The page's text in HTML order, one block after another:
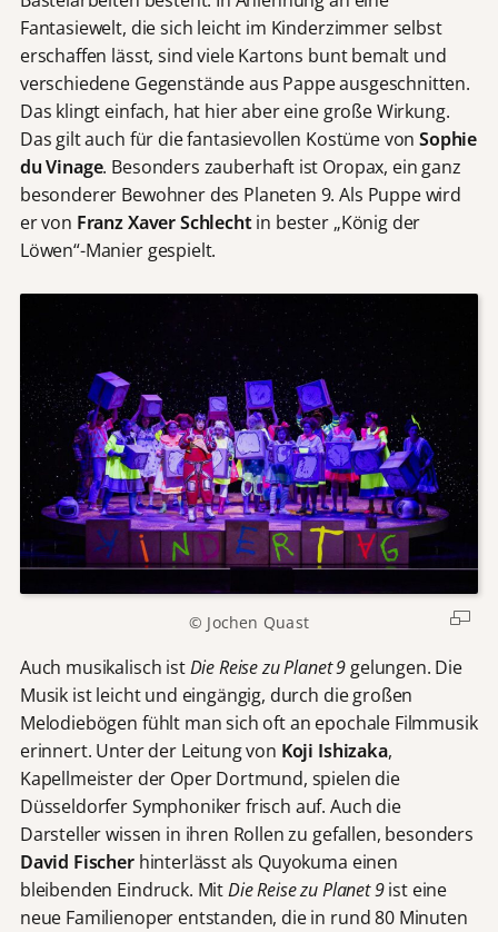
Fantasiewelt, die sich leicht im Kinderzimmer selbst
erschaffen lässt, sind viele Kartons bunt bemalt und
verschiedene Gegenstände aus Pappe ausgeschnitten.
Das klingt einfach, hat hier aber eine große Wirkung.
Das gilt auch für die fantasievollen Kostüme vonSophie
du Vinage. Besonders zauberhaft ist Oropax, ein ganz
besonderer Bewohner des Planeten 9. Als Puppe wird
er von Franz Xaver Schlechtin bester „König der
Löwen“-Manier gespielt.
© Jochen Quast
Auch musikalisch istDie Reise zu Planet 9 gelungen. Die
Musik ist leicht und eingängig, durch die großen
Melodiebögen fühlt man sich oft an epochale Filmmusik
erinnert. Unter der Leitung von Koji Ishizaka,
Kapellmeister der Oper Dortmund, spielen die
Düsseldorfer Symphoniker frisch auf. Auch die
Darsteller wissen in ihren Rollen zu gefallen, besonders
David Fischerhinterlässt als Quyokuma einen
bleibenden Eindruck. MitDie Reise zu Planet 9ist eine
neue Familienoper entstanden, die in rund 80 Minuten